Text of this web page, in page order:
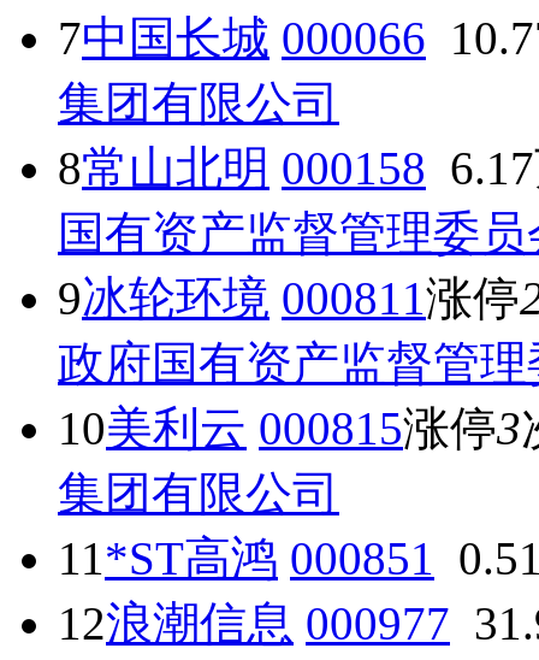
7中国长城 000066
集团有限公司
8常山北明 000158
国有资产监督管理委员
9冰轮环境 000811涨停
政府国有资产监督管
10美利云 000815涨停3
集团有限公司
11*ST高鸿 000851
12浪潮信息 000977